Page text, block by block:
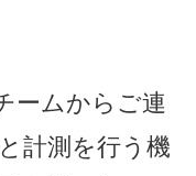
ームからご連
計測を行う機